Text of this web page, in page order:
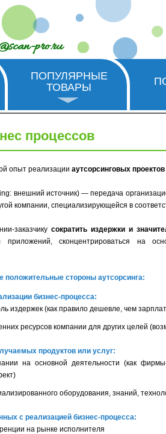
pro.ru
ПОПУЛЯРНЫЕ
ТОВАРЫ
процессов
опыт реализации аутсорсинговых проектов
внешний источник) — передача
компании, специализирующейся в
заказчику сократить издержки и
сконцентрироваться на
стороны аутсорсинга:
бизнес-процесса:
издержек (как правило дешевле, чем
ресурсов компании для других целей
продуктов или услуг:
на основной деятельности (как
оборудования, знаний,
с реализацией бизнес-процесса:
на рынке исполнителя